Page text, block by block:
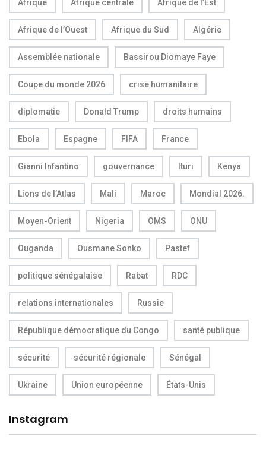
Afrique Afrique centrale Afrique de l’Est
Afrique de l’Ouest Afrique du Sud Algérie
Assemblée nationale Bassirou Diomaye Faye
Coupe du monde 2026 crise humanitaire
diplomatie Donald Trump droits humains
Ebola Espagne FIFA France
Gianni Infantino gouvernance Ituri Kenya
Lions de l’Atlas Mali Maroc Mondial 2026.
Moyen-Orient Nigeria OMS ONU
Ouganda Ousmane Sonko Pastef
politique sénégalaise Rabat RDC
relations internationales Russie
République démocratique du Congo santé publique
sécurité sécurité régionale Sénégal
Ukraine Union européenne États-Unis
Instagram